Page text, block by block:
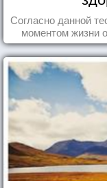
Согласно данной
моментом жизни
попробуем